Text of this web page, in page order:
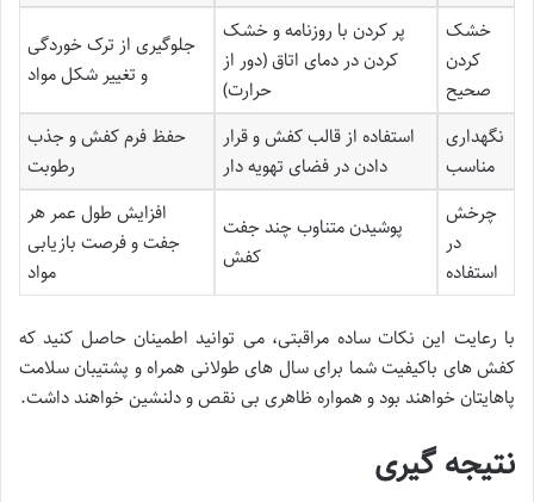
خشک
کردن
صحیح
پر کردن با روزنامه و خشک
کردن در دمای اتاق (دور از
حرارت)
جلوگیری از ترک خوردگی
و تغییر شکل مواد
نگهداری
مناسب
استفاده از قالب کفش و قرار
دادن در فضای تهویه دار
حفظ فرم کفش و جذب
رطوبت
چرخش
در
استفاده
پوشیدن متناوب چند جفت
کفش
افزایش طول عمر هر
جفت و فرصت بازیابی
مواد
با رعایت این نکات ساده مراقبتی، می توانید اطمینان حاصل کنید که
کفش های باکیفیت شما برای سال های طولانی همراه و پشتیبان سلامت
پاهایتان خواهند بود و همواره ظاهری بی نقص و دلنشین خواهند داشت.
نتیجه گیری